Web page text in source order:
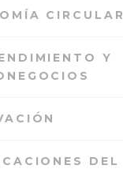
CIRCULAR
Y
DEL